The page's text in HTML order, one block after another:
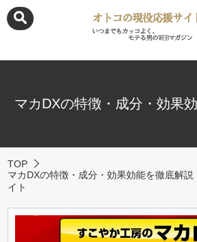
マカDXの特徴・成分・効果
TOP
マカDXの特徴・成分・効果効能を徹底解
イト